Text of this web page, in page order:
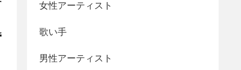
女性アーティスト
歌い手
男性アーティスト